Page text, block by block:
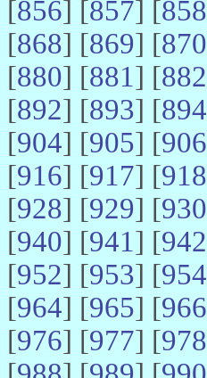
[856] [857] [858
[868] [869] [870
[880] [881] [882
[892] [893] [894
[904] [905] [906
[916] [917] [918
[928] [929] [930
[940] [941] [942
[952] [953] [954
[964] [965] [966
[976] [977] [978